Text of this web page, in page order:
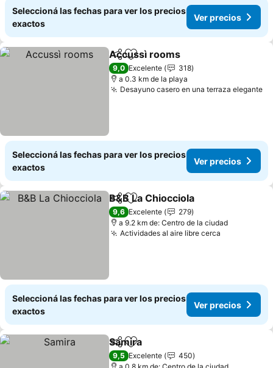
Seleccioná las fechas para ver los precios
exactos
Ver precios
CompartirAñadir a favoritos
Accussì rooms
9,0 Excelente
318
a 0.3 km de la playa
Desayuno casero en una terraza elegante
Seleccioná las fechas para ver los precios
exactos
Ver precios
CompartirAñadir a favoritos
B&B La Chiocciola
9,6 Excelente
279
a 9.2 km de: Centro de la ciudad
Actividades al aire libre cerca
Seleccioná las fechas para ver los precios
exactos
Ver precios
CompartirAñadir a favoritos
Samira
9,5 Excelente
450